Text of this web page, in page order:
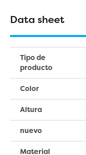
Data sheet
Tipo de
producto
Color
Altura
nuevo
Material